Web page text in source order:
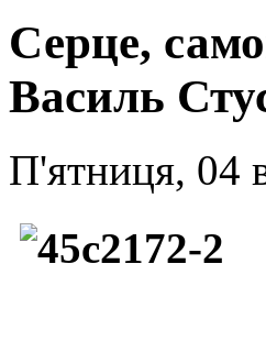
Серце,
Василь
П'ятниця, 04